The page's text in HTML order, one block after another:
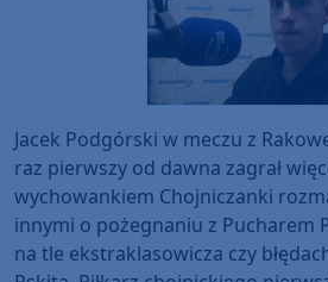
Jacek Podgórski w meczu z
raz pierwszy od dawna zagrał
wychowankiem Chojniczanki
innymi o pożegnaniu z Pucharem
na tle ekstraklasowicza czy